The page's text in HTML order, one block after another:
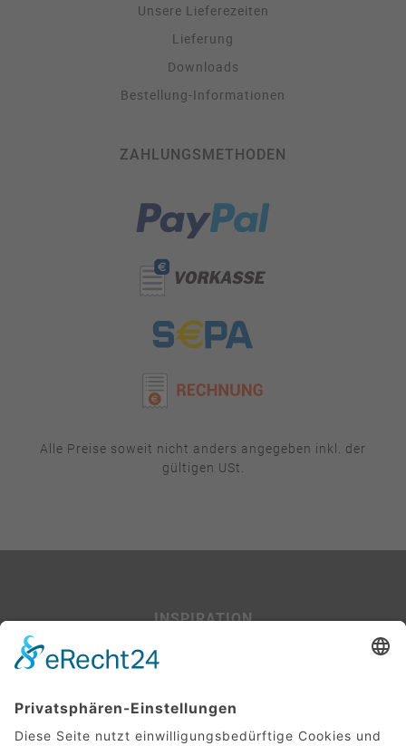
Unsere Lieferezeiten
Lieferung
Downloads
Bestellung-Informationen
ZAHLUNGSMETHODEN
Alle Preise soweit nicht anders angegeben inkl. der
gültigen USt.
INSPIRATION
Beispiel-Projekte
SERVICE
Leitfaden für Baufinanzierer:innen